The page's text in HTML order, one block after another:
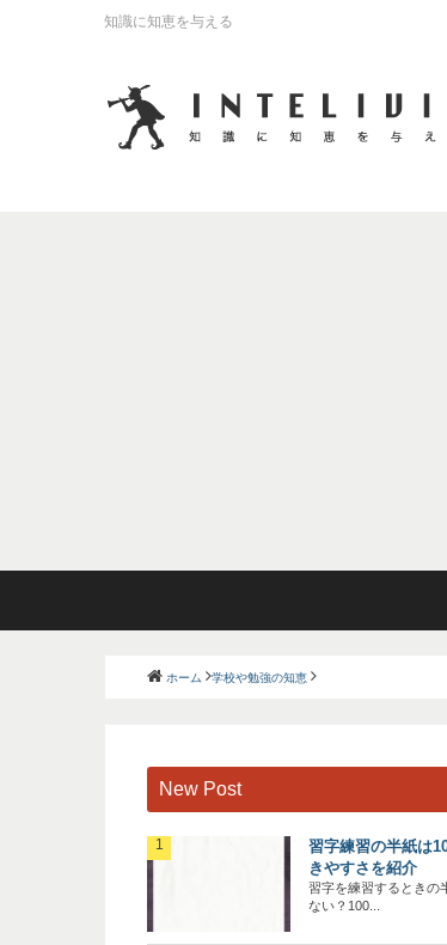
知識に知恵を与える
ホーム 学校や勉強の知恵
New Post
習字練習の半紙は
きやすさを紹介
習字を練習するときの
ない？100...